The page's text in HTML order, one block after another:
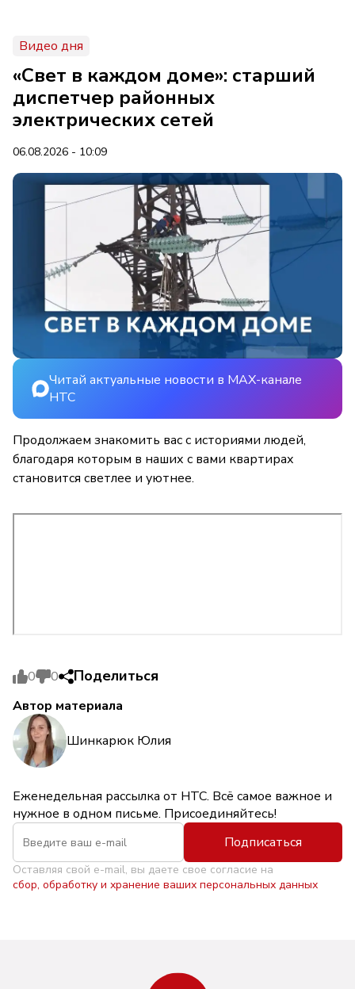
Видео дня
«Свет в каждом доме»: старший
диспетчер районных
электрических сетей
06.08.2026 - 10:09
Читай актуальные новости в MAX-канале
НТС
Продолжаем знакомить вас с историями людей,
благодаря которым в наших с вами квартирах
становится светлее и уютнее.
0 0 Поделиться
Автор материала
Шинкарюк Юлия
Еженедельная рассылка от НТС. Всё самое важное и
нужное в одном письме. Присоединяйтесь!
Подписаться
Оставляя свой e-mail, вы даете свое согласие на
сбор, обработку и хранение ваших персональных данных